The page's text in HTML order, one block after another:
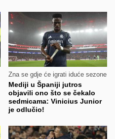
Zna se gdje će igrati iduće sezone
Mediji u Španiji jutros
objavili ono što se čekalo
sedmicama: Vinicius Junior
je odlučio!